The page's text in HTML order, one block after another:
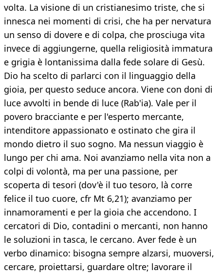
volta. La visione di un cristianesimo triste, che si
innesca nei momenti di crisi, che ha per nervatura
un senso di dovere e di colpa, che prosciuga vita
invece di aggiungerne, quella religiosità immatura
e grigia è lontanissima dalla fede solare di Gesù.
Dio ha scelto di parlarci con il linguaggio della
gioia, per questo seduce ancora. Viene con doni di
luce avvolti in bende di luce (Rab'ia). Vale per il
povero bracciante e per l'esperto mercante,
intenditore appassionato e ostinato che gira il
mondo dietro il suo sogno. Ma nessun viaggio è
lungo per chi ama. Noi avanziamo nella vita non a
colpi di volontà, ma per una passione, per
scoperta di tesori (dov'è il tuo tesoro, là corre
felice il tuo cuore, cfr Mt 6,21); avanziamo per
innamoramenti e per la gioia che accendono. I
cercatori di Dio, contadini o mercanti, non hanno
le soluzioni in tasca, le cercano. Aver fede è un
verbo dinamico: bisogna sempre alzarsi, muoversi,
cercare, proiettarsi, guardare oltre; lavorare il